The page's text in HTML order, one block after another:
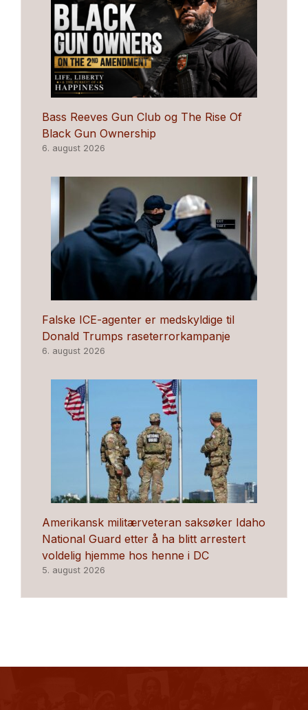
Bass Reeves Gun Club og The Rise Of
Black Gun Ownership
6. august 2026
Falske ICE-agenter er medskyldige til
Donald Trumps raseterrorkampanje
6. august 2026
Amerikansk militærveteran saksøker Idaho
National Guard etter å ha blitt arrestert
voldelig hjemme hos henne i DC
5. august 2026